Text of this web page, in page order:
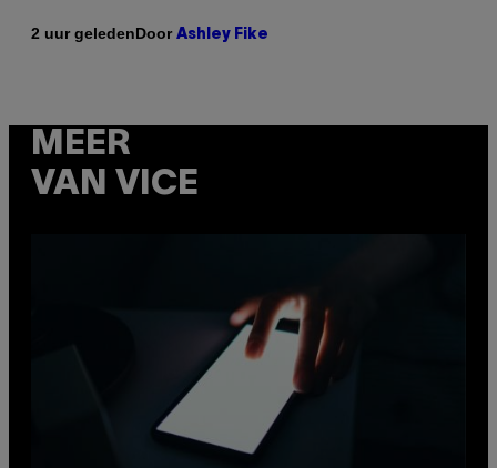
2 uur geledenDoor Ashley Fike
MEER
VAN VICE